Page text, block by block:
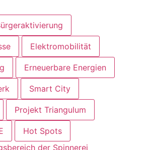
Elektromobilität
Erneuerbare Energien
Smart City
Projekt Triangulum
Hot Spots